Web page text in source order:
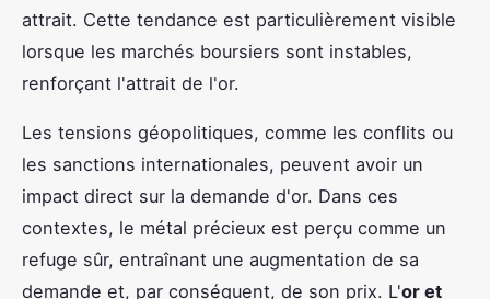
attrait. Cette tendance est particulièrement visible
lorsque les marchés boursiers sont instables,
renforçant l'attrait de l'or.
Les tensions géopolitiques, comme les conflits ou
les sanctions internationales, peuvent avoir un
impact direct sur la demande d'or. Dans ces
contextes, le métal précieux est perçu comme un
refuge sûr, entraînant une augmentation de sa
demande et, par conséquent, de son prix. L'or et